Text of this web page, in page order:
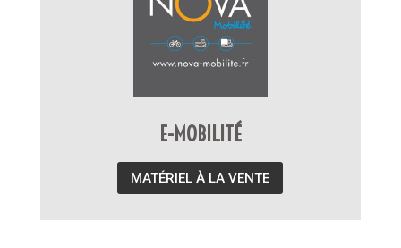
E-MOBILITÉ
MATÉRIEL À LA VENTE